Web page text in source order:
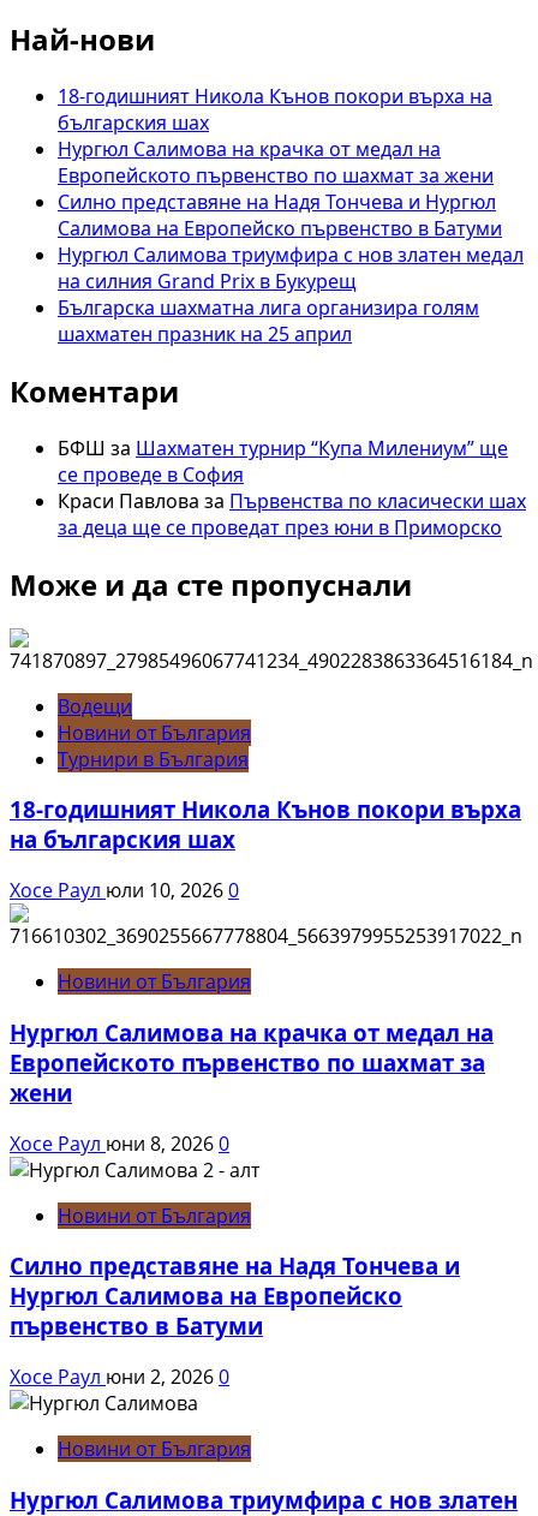
медал
на
Европейското
по
ускорен
шах
Най-нови
18-годишният Никола Кънов покори върха на
българския шах
Нургюл Салимова на крачка от медал на
Европейското първенство по шахмат за жени
Силно представяне на Надя Тончева и Нургюл
Салимова на Европейско първенство в Батуми
Нургюл Салимова триумфира с нов златен медал
на силния Grand Prix в Букурещ
Българска шахматна лига организира голям
шахматен празник на 25 април
Коментари
БФШ за Шахматен турнир “Купа Милениум” ще
се проведе в София
Краси Павлова за Първенства по класически шах
за деца ще се проведат през юни в Приморско
Може и да сте пропуснали
Водещи
Новини от България
Турнири в България
18-годишният Никола Кънов покори върха
на българския шах
Хосе Раул юли 10, 20260
Новини от България
Нургюл Салимова на крачка от медал на
Европейското първенство по шахмат за
жени
Хосе Раул юни 8, 20260
Новини от България
Силно представяне на Надя Тончева и
Нургюл Салимова на Европейско
първенство в Батуми
Хосе Раул юни 2, 20260
Новини от България
Нургюл Салимова триумфира с нов златен